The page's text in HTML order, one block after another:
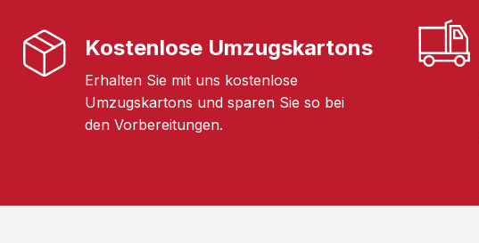
Kostenlose Umzugskartons
Erhalten Sie mit uns kostenlose
Umzugskartons und sparen Sie so bei
den Vorbereitungen.